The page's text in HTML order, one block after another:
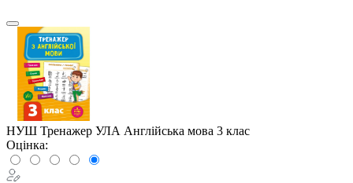
НУШ Тренажер УЛА Англійська мова 3 клас
Оцінка: